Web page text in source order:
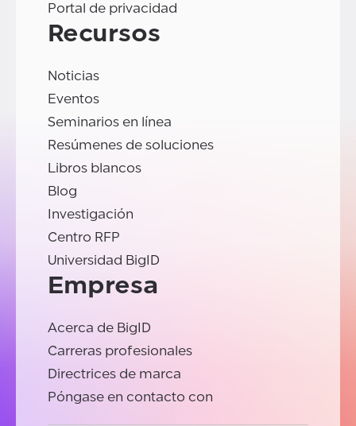
Portal de privacidad
Recursos
Noticias
Eventos
Seminarios en línea
Resúmenes de soluciones
Libros blancos
Blog
Investigación
Centro RFP
Universidad BigID
Empresa
Acerca de BigID
Carreras profesionales
Directrices de marca
Póngase en contacto con